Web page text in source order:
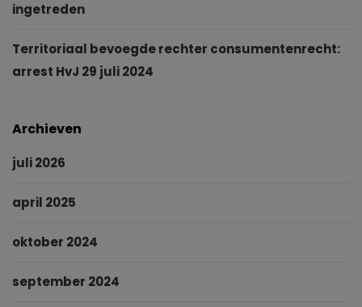
ingetreden
Territoriaal bevoegde rechter consumentenrecht:
arrest HvJ 29 juli 2024
Archieven
juli 2026
april 2025
oktober 2024
september 2024